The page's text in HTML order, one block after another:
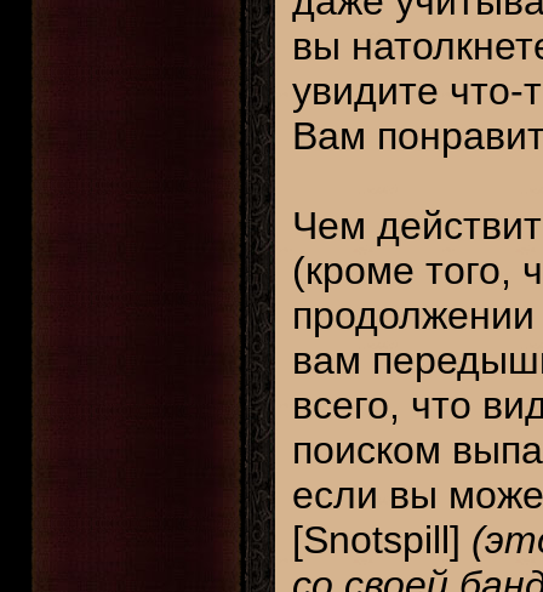
вы
увидите что-
Вам
Чем
(кроме того,
вам
всего, что
поиском
если вы
[Snotspill]